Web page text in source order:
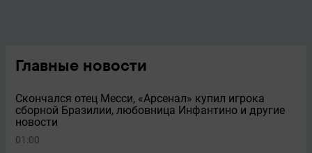
Главные новости
Скончался отец Месси, «Арсенал» купил игрока
сборной Бразилии, любовница Инфантино и другие
новости
01:00